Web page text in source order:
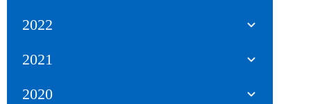
2022
2021
2020